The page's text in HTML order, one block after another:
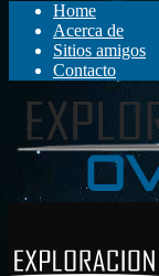
Home
Acerca de
Sitios amigos
Contacto